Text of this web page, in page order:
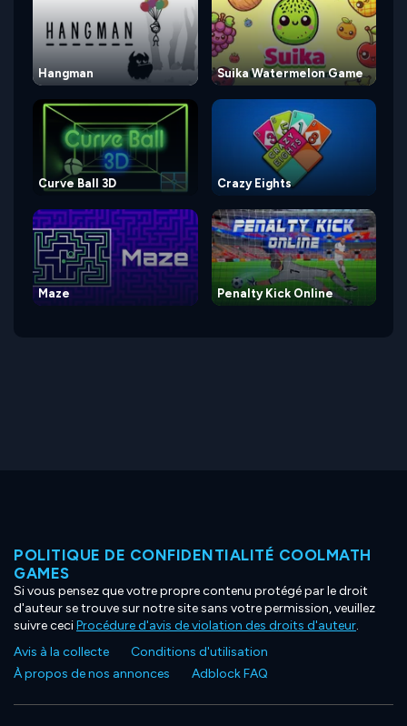
Hangman Suika Watermelon Game
Curve Ball 3D Crazy Eights
Maze Penalty Kick Online
POLITIQUE DE CONFIDENTIALITÉ COOLMATH
GAMES
Si vous pensez que votre propre contenu protégé par le droit
d'auteur se trouve sur notre site sans votre permission, veuillez
suivre ceciProcédure d'avis de violation des droits d'auteur.
Avis à la collecte
Conditions d'utilisation
À propos de nos annonces
Adblock FAQ